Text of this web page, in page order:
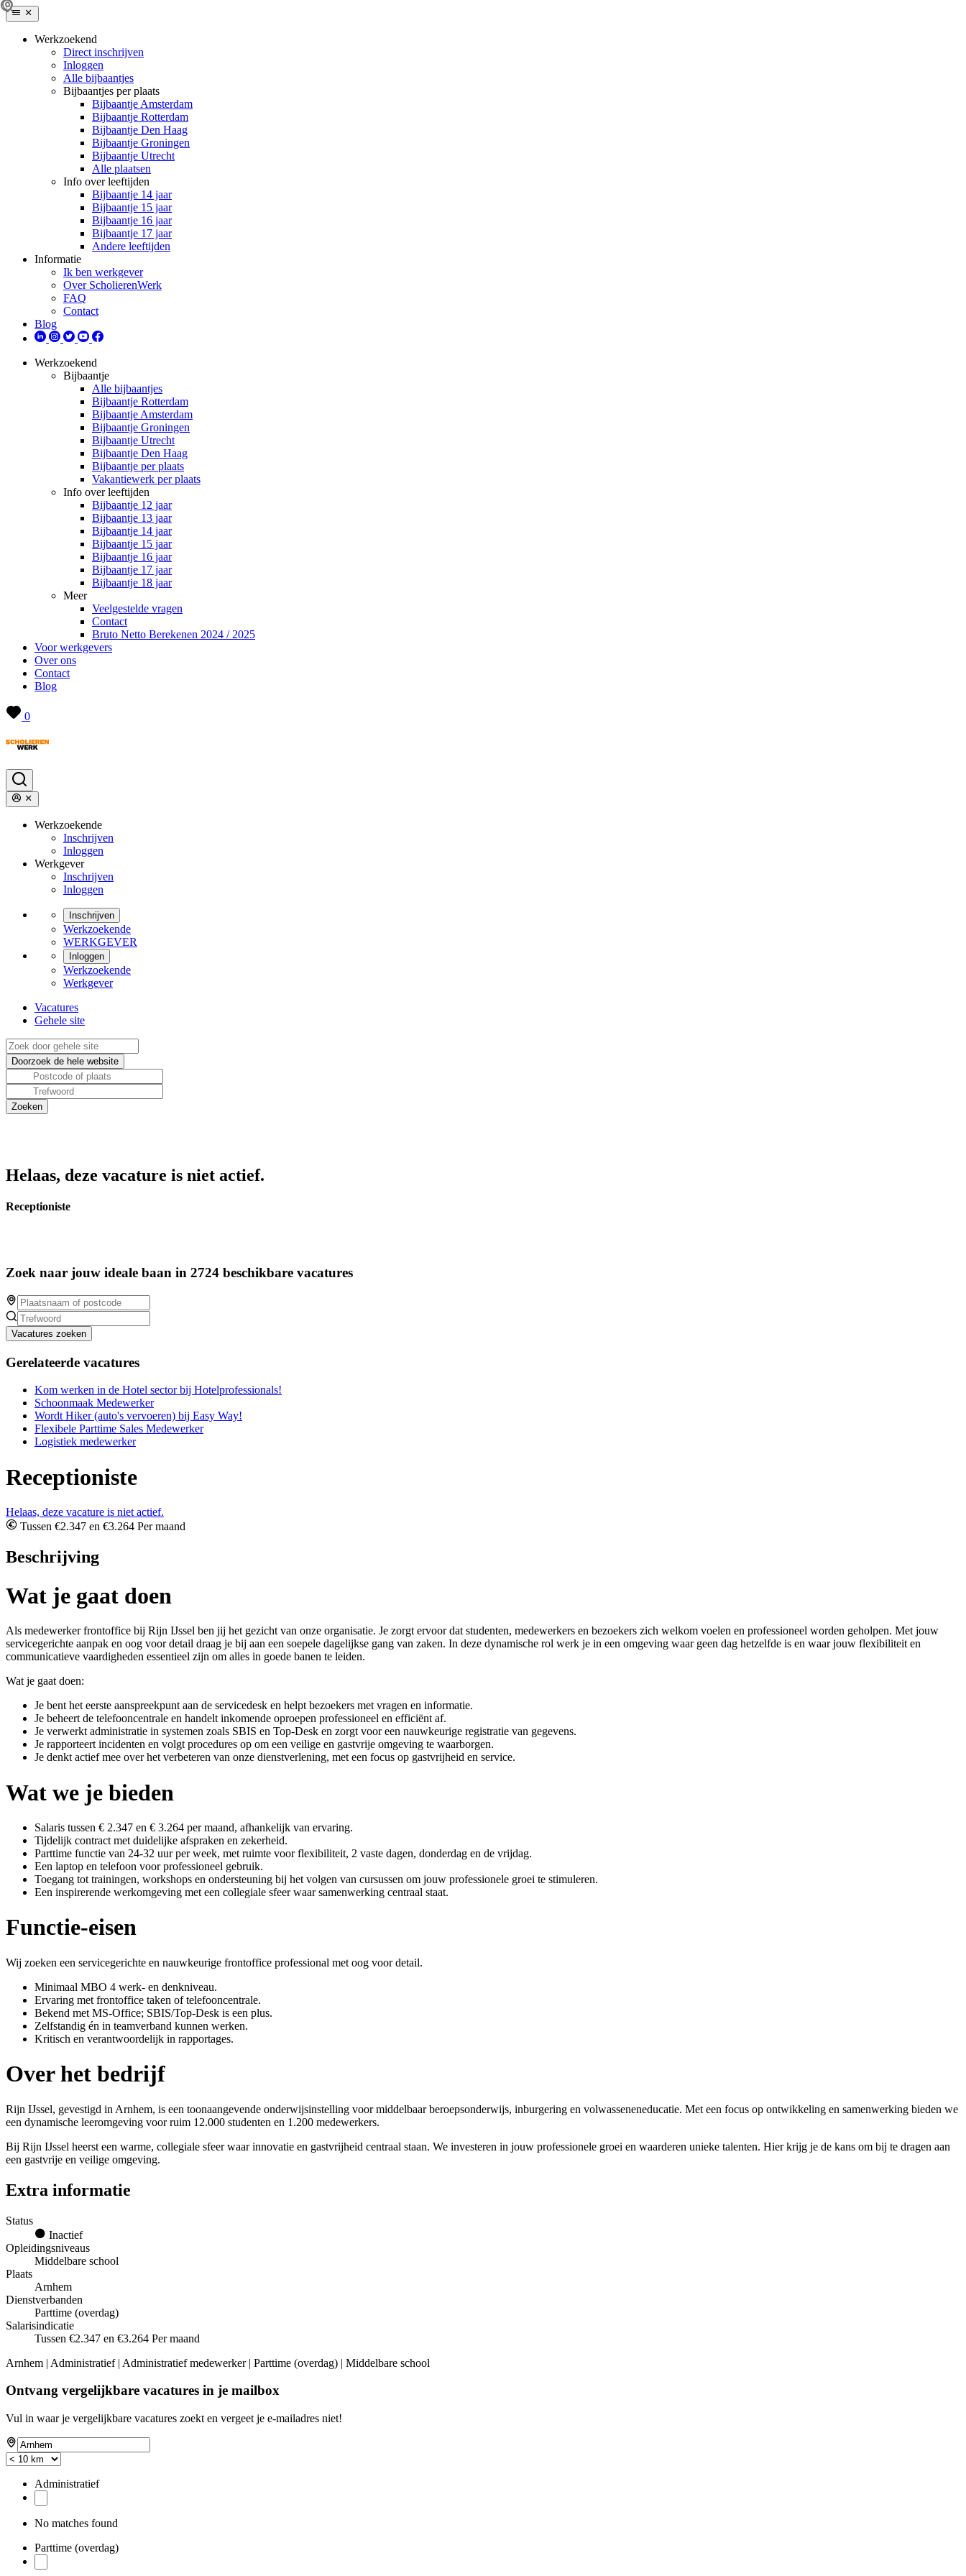
Werkzoekend
Direct inschrijven
Inloggen
Alle bijbaantjes
Bijbaantjes per plaats
Bijbaantje Amsterdam
Bijbaantje Rotterdam
Bijbaantje Den Haag
Bijbaantje Groningen
Bijbaantje Utrecht
Alle plaatsen
Info over leeftijden
Bijbaantje 14 jaar
Bijbaantje 15 jaar
Bijbaantje 16 jaar
Bijbaantje 17 jaar
Andere leeftijden
Informatie
Ik ben werkgever
Over ScholierenWerk
FAQ
Contact
Blog
Werkzoekend
Bijbaantje
Alle bijbaantjes
Bijbaantje Rotterdam
Bijbaantje Amsterdam
Bijbaantje Groningen
Bijbaantje Utrecht
Bijbaantje Den Haag
Bijbaantje per plaats
Vakantiewerk per plaats
Info over leeftijden
Bijbaantje 12 jaar
Bijbaantje 13 jaar
Bijbaantje 14 jaar
Bijbaantje 15 jaar
Bijbaantje 16 jaar
Bijbaantje 17 jaar
Bijbaantje 18 jaar
Meer
Veelgestelde vragen
Contact
Bruto Netto Berekenen 2024 / 2025
Voor werkgevers
Over ons
Contact
Blog
0
Werkzoekende
Inschrijven
Inloggen
Werkgever
Inschrijven
Inloggen
Inschrijven
Werkzoekende
WERKGEVER
Inloggen
Werkzoekende
Werkgever
Vacatures
Gehele site
Helaas, deze vacature is niet actief.
Receptioniste
Zoek naar jouw ideale baan in 2724 beschikbare vacatures
Vacatures zoeken
Gerelateerde vacatures
Kom werken in de Hotel sector bij Hotelprofessionals!
Schoonmaak Medewerker
Wordt Hiker (auto's vervoeren) bij Easy Way!
Flexibele Parttime Sales Medewerker
Logistiek medewerker
Receptioniste
Helaas, deze vacature is niet actief.
Tussen €2.347 en €3.264 Per maand
Beschrijving
Wat je gaat doen
Als medewerker frontoffice bij Rijn IJssel ben jij het gezicht van onze organisatie. Je zorgt ervoor dat studenten, medewerkers en bezoekers zich welkom voelen en professioneel worden geholpen. Met jouw
servicegerichte aanpak en oog voor detail draag je bij aan een soepele dagelijkse gang van zaken. In deze dynamische rol werk je in een omgeving waar geen dag hetzelfde is en waar jouw flexibiliteit en
communicatieve vaardigheden essentieel zijn om alles in goede banen te leiden.
Wat je gaat doen:
Je bent het eerste aanspreekpunt aan de servicedesk en helpt bezoekers met vragen en informatie.
Je beheert de telefooncentrale en handelt inkomende oproepen professioneel en efficiënt af.
Je verwerkt administratie in systemen zoals SBIS en Top-Desk en zorgt voor een nauwkeurige registratie van gegevens.
Je rapporteert incidenten en volgt procedures op om een veilige en gastvrije omgeving te waarborgen.
Je denkt actief mee over het verbeteren van onze dienstverlening, met een focus op gastvrijheid en service.
Wat we je bieden
Salaris tussen € 2.347 en € 3.264 per maand, afhankelijk van ervaring.
Tijdelijk contract met duidelijke afspraken en zekerheid.
Parttime functie van 24-32 uur per week, met ruimte voor flexibiliteit, 2 vaste dagen, donderdag en de vrijdag.
Een laptop en telefoon voor professioneel gebruik.
Toegang tot trainingen, workshops en ondersteuning bij het volgen van cursussen om jouw professionele groei te stimuleren.
Een inspirerende werkomgeving met een collegiale sfeer waar samenwerking centraal staat.
Functie-eisen
Wij zoeken een servicegerichte en nauwkeurige frontoffice professional met oog voor detail.
Minimaal MBO 4 werk- en denkniveau.
Ervaring met frontoffice taken of telefooncentrale.
Bekend met MS-Office; SBIS/Top-Desk is een plus.
Zelfstandig én in teamverband kunnen werken.
Kritisch en verantwoordelijk in rapportages.
Over het bedrijf
Rijn IJssel, gevestigd in Arnhem, is een toonaangevende onderwijsinstelling voor middelbaar beroepsonderwijs, inburgering en volwasseneneducatie. Met een focus op ontwikkeling en samenwerking bieden we
een dynamische leeromgeving voor ruim 12.000 studenten en 1.200 medewerkers.
Bij Rijn IJssel heerst een warme, collegiale sfeer waar innovatie en gastvrijheid centraal staan. We investeren in jouw professionele groei en waarderen unieke talenten. Hier krijg je de kans om bij te dragen aan
een gastvrije en veilige omgeving.
Extra informatie
Status
Inactief
Opleidingsniveaus
Middelbare school
Plaats
Arnhem
Dienstverbanden
Parttime (overdag)
Salarisindicatie
Tussen €2.347 en €3.264 Per maand
Arnhem | Administratief | Administratief medewerker | Parttime (overdag) | Middelbare school
Ontvang vergelijkbare vacatures in je mailbox
Vul in waar je vergelijkbare vacatures zoekt en vergeet je e-mailadres niet!
Administratief
No matches found
Parttime (overdag)